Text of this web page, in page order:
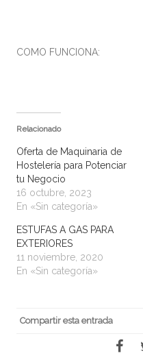
COMO FUNCIONA:
Relacionado
Oferta de Maquinaria de
Hostelería para Potenciar
tu Negocio
16 octubre, 2023
En «Sin categoría»
ESTUFAS A GAS PARA
EXTERIORES
11 noviembre, 2020
En «Sin categoría»
Compartir esta entrada